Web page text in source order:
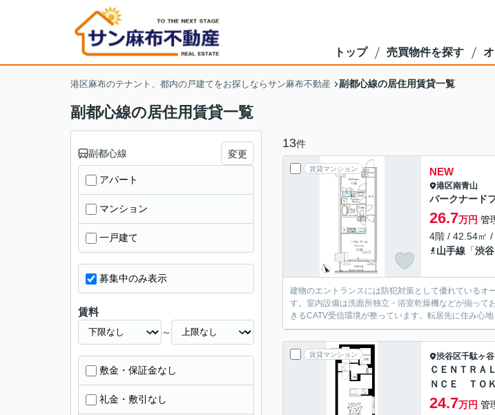
トップ 売買物件を探す
港区麻布のテナント、都内の戸建てをお探しならサン麻布不動産 副都心線の居住用賃貸一覧
副都心線の居住用賃貸一覧
13件
賃貸マンション NEW
港区南青山
パークナード
26.7万円 管
4階 / 42.54㎡
山手線 「渋谷
建物のエントランスには防犯対策として優れているオ
す。室内設備は洗面所独立・浴室乾燥機などが揃って
きるCATV受信環境が整っています。転居先に住み心
賃貸マンション 渋谷区千駄ヶ谷
ＣＥＮＴＲ
ＮＣＥ ＴＯ
24.7万円 管
副都心線 変更
アパート
マンション
一戸建て
募集中のみ表示
賃料
～
敷金・保証金なし
礼金・敷引なし